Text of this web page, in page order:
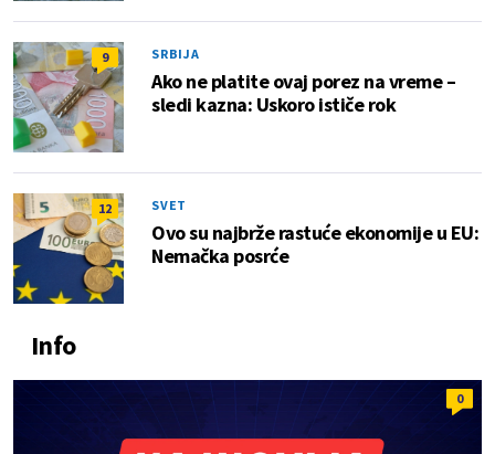
9 SRBIJA
Ako ne platite ovaj porez na vreme –
sledi kazna: Uskoro ističe rok
12 SVET
Ovo su najbrže rastuće ekonomije u EU:
Nemačka posrće
Info
0